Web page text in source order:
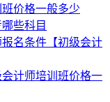
价格一般多少
些科目
名条件【初级会计
计师培训班价格一